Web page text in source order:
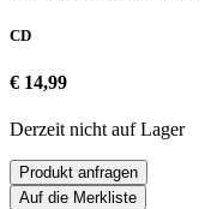
CD
€ 14,99
Derzeit nicht auf Lager
Produkt anfragen
Auf die Merkliste